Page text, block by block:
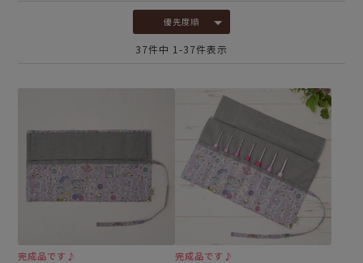
優先度順
37件中 1 -37件表示
完成品です♪ 完成品です♪